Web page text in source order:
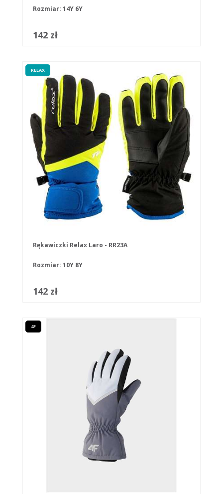
Rozmiar: 14Y 6Y
142 zł
RELAX
Rękawiczki Relax Laro - RR23A
Rozmiar: 10Y 8Y
142 zł
4F